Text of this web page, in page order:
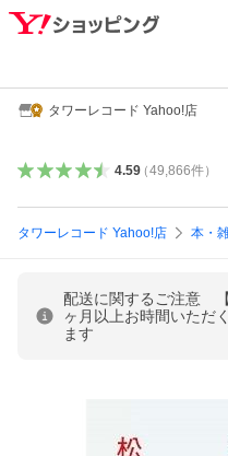
タワーレコード Yahoo!店
4.59（49,866件）
タワーレコード Yahoo!店 本・
配送に関するご注意
ヶ月以上お時間いただ
ます